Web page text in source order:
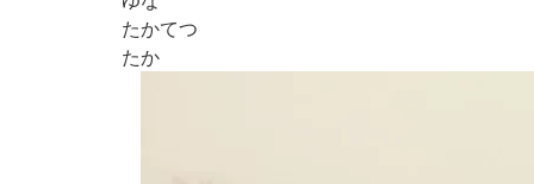
たかてつ
たか